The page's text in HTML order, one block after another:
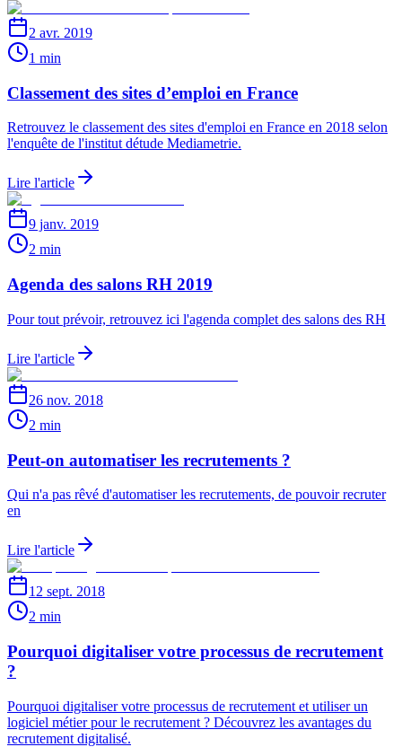
2 avr. 2019
1 min
Classement des sites d’emploi en France
Retrouvez le classement des sites d'emploi en France en 2018 selon
l'enquête de l'institut détude Mediametrie.
Lire l'article
9 janv. 2019
2 min
Agenda des salons RH 2019
Pour tout prévoir, retrouvez ici l'agenda complet des salons des RH
Lire l'article
26 nov. 2018
2 min
Peut-on automatiser les recrutements ?
Qui n'a pas rêvé d'automatiser les recrutements, de pouvoir recruter
en
Lire l'article
12 sept. 2018
2 min
Pourquoi digitaliser votre processus de recrutement
?
Pourquoi digitaliser votre processus de recrutement et utiliser un
logiciel métier pour le recrutement ? Découvrez les avantages du
recrutement digitalisé.